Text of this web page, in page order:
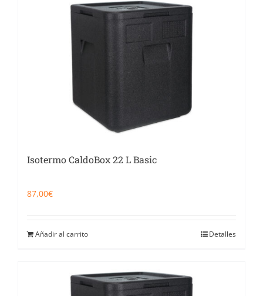
Isotermo CaldoBox 22 L Basic
87,00€
Añadir al carrito Detalles